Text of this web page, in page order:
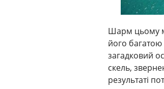
Шарм цьому
його багатою
загадковий
скель,
результаті